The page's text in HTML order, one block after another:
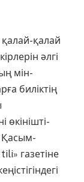
қалай-қалай
әлгі
мін­
биліктің
өкінішті-
Қасым-
газетіне